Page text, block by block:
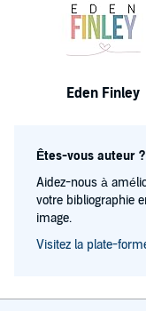
Eden Finley
Êtes-vous auteur ?
Aidez-nous à
votre bibliographie
image.
Visitez la plate-